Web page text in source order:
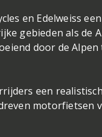
en Edelweiss
gebieden als de
door de
een
motorfietsen